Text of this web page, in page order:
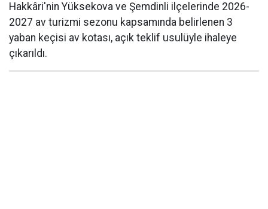
Hakkâri'nin Yüksekova ve Şemdinli ilçelerinde 2026-
2027 av turizmi sezonu kapsamında belirlenen 3
yaban keçisi av kotası, açık teklif usulüyle ihaleye
çıkarıldı.